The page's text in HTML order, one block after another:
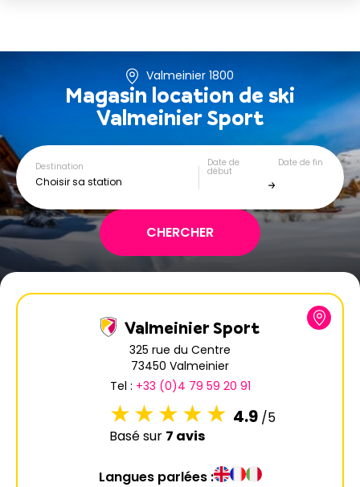
Valmeinier 1800
Magasin location de ski
Valmeinier Sport
Destination
Choisir sa station
Date de
début
Date de fin
Valmeinier Sport
325 rue du Centre
73450 Valmeinier
Tel : +33 (0)4 79 59 20 91
4.9 /5
Basé sur 7 avis
Langues parlées :